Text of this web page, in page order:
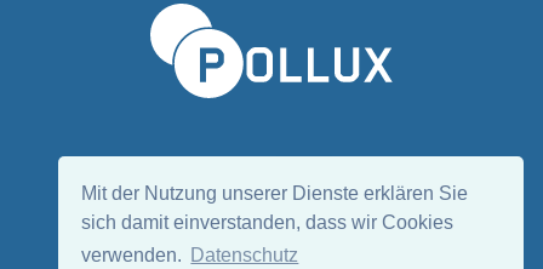
Mit der Nutzung unserer Dienste erklären Sie
sich damit einverstanden, dass wir Cookies
verwenden.
Datenschutz
EN